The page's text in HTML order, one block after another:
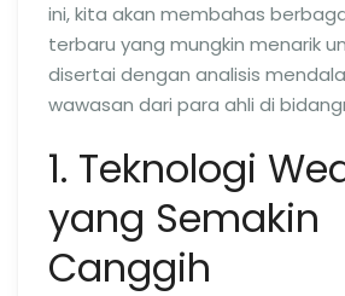
ini, kita akan membahas
terbaru yang mungkin menarik
disertai dengan analisis
wawasan dari para ahli di
1. Teknologi
yang Semakin
Canggih